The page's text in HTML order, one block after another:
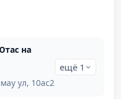
на
ул, 10ас2
ещё 1